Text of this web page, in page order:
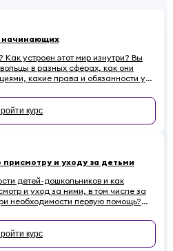
начинающих
Как устроен этот мир изнутри? Вы
в разных сферах, как они
какие права и обязанности у
курс
и уходу за детьми
детей-дошкольников и как
и уход за ними, в том числе за
необходимости первую помощь?
курс